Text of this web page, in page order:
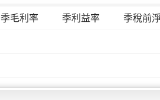
季毛利率 季利益率 季稅前